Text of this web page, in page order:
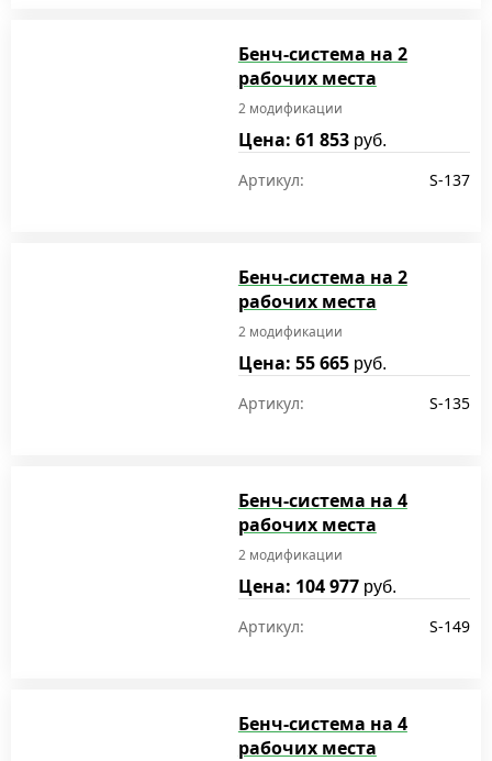
Бенч-система на 2
рабочих места
2 модификации
Цена: 61 853 руб.
Артикул: S-137
Бенч-система на 2
рабочих места
2 модификации
Цена: 55 665 руб.
Артикул: S-135
Бенч-система на 4
рабочих места
2 модификации
Цена: 104 977 руб.
Артикул: S-149
Бенч-система на 4
рабочих места